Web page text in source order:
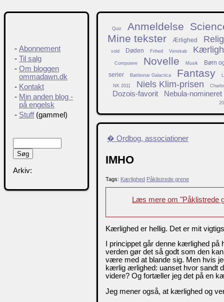
Quiz Anmeldelse
Mine tekster
Ærlighed
vold Døden Frihed Venskab
Computere Novelle Musik
Børn
serier
Battlestar Galactica Fantasy
NK 2011 Niels Klim-prisen
Dozois-favorit Nebula-nomineret
� Ordbog, associationer
IMHO
Tags: Kærlighed Påklistrede grene
Læs mere om "Påklistrede
Kærlighed er hellig. Det er mit
I princippet går denne kærlighed
verden gør det så godt som den
være med at blande sig. Men hvis
kærlig ærlighed: uanset hvor sandt
videre? Og fortæller jeg det på en
Jeg mener også, at kærlighed og
- Abonnement
- Til salg
- Om bloggen
ommadawn.dk
- Kontakt
- Min anden blog -
på engelsk
- Stuff(gammel)
Arkiv: